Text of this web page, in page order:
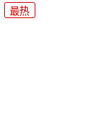
最热